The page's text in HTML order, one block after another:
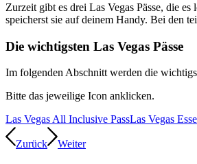
Zurzeit gibt es drei Las Vegas Pässe, die
speicherst sie auf deinem Handy. Bei den
Die wichtigsten Las Vegas Pässe
Im folgenden Abschnitt werden die
Bitte das jeweilige Icon anklicken.
Las Vegas All Inclusive PassLas Vegas
Zurück Weiter